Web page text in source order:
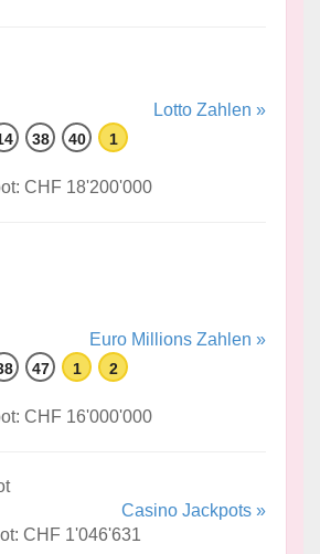
Lotto Zahlen »
38 40 1
CHF 18'200'000
Euro Millions Zahlen »
47 1 2
CHF 16'000'000
Casino Jackpots »
CHF 1'046'631